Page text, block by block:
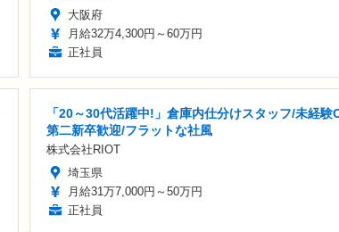
大阪府
月給32万4,300円～60万円
正社員
「20～30代活躍中!」倉庫内仕分けスタッフ/未経験
第二新卒歓迎/フラットな社風
株式会社RIOT
埼玉県
月給31万7,000円～50万円
正社員